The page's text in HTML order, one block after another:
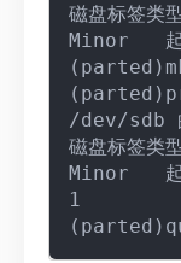
磁盘标签类
Minor
/dev/sdb
磁盘标签类
Minor
1